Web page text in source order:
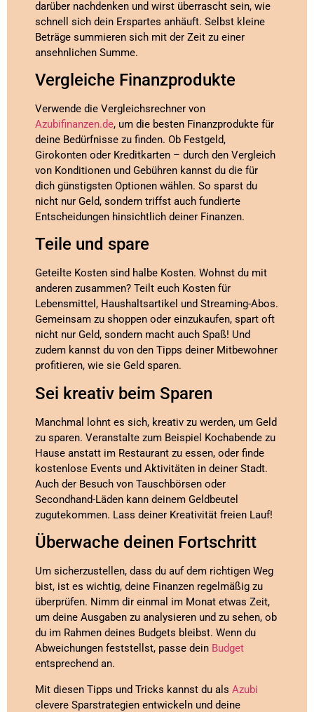
darüber nachdenken und wirst überrascht sein, wie
schnell sich dein Erspartes anhäuft. Selbst kleine
Beträge summieren sich mit der Zeit zu einer
ansehnlichen Summe.
Vergleiche Finanzprodukte
Verwende die Vergleichsrechner von
Azubifinanzen.de, um die besten Finanzprodukte für
deine Bedürfnisse zu finden. Ob Festgeld,
Girokonten oder Kreditkarten – durch den Vergleich
von Konditionen und Gebühren kannst du die für
dich günstigsten Optionen wählen. So sparst du
nicht nur Geld, sondern triffst auch fundierte
Entscheidungen hinsichtlich deiner Finanzen.
Teile und spare
Geteilte Kosten sind halbe Kosten. Wohnst du mit
anderen zusammen? Teilt euch Kosten für
Lebensmittel, Haushaltsartikel und Streaming-Abos.
Gemeinsam zu shoppen oder einzukaufen, spart oft
nicht nur Geld, sondern macht auch Spaß! Und
zudem kannst du von den Tipps deiner Mitbewohner
profitieren, wie sie Geld sparen.
Sei kreativ beim Sparen
Manchmal lohnt es sich, kreativ zu werden, um Geld
zu sparen. Veranstalte zum Beispiel Kochabende zu
Hause anstatt im Restaurant zu essen, oder finde
kostenlose Events und Aktivitäten in deiner Stadt.
Auch der Besuch von Tauschbörsen oder
Secondhand-Läden kann deinem Geldbeutel
zugutekommen. Lass deiner Kreativität freien Lauf!
Überwache deinen Fortschritt
Um sicherzustellen, dass du auf dem richtigen Weg
bist, ist es wichtig, deine Finanzen regelmäßig zu
überprüfen. Nimm dir einmal im Monat etwas Zeit,
um deine Ausgaben zu analysieren und zu sehen, ob
du im Rahmen deines Budgets bleibst. Wenn du
Abweichungen feststellst, passe dein Budget
entsprechend an.
Mit diesen Tipps und Tricks kannst du als Azubi
clevere Sparstrategien entwickeln und deine